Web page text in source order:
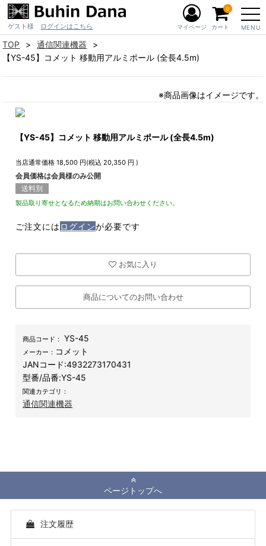
ゲスト様 ログインはこちら MENU
マイページ カート
0
TOP
通信関連機器
【YS-45】コメット 移動用アルミポール (全長4.5m)
※商品画像はイメージです。
【YS-45】コメット 移動用アルミポール (全長4.5m)
当店通常価格 18,500 円(税込 20,350 円 )
会員価格は会員様のみ公開
送料別
製品取り寄せとなるため納期はお問い合わせください。
ご注文には ログインが必要です
お気に入り
商品についてのお問い合わせ
商品コード： YS-45
メーカー： コメット
JANコード:4932273170431
型番/品番:YS-45
関連カテゴリ：
通信関連機器
ページトップへ
注文履歴